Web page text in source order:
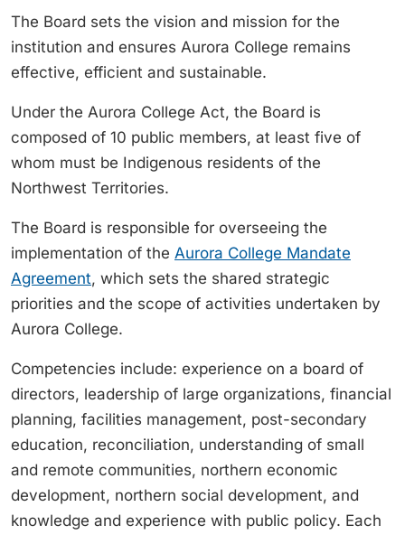
The Board sets the vision and mission for the
institution and ensures Aurora College remains
effective, efficient and sustainable.
Under the Aurora College Act, the Board is
composed of 10 public members, at least five of
whom must be Indigenous residents of the
Northwest Territories.
The Board is responsible for overseeing the
implementation of the Aurora College Mandate
Agreement, which sets the shared strategic
priorities and the scope of activities undertaken by
Aurora College.
Competencies include: experience on a board of
directors, leadership of large organizations, financial
planning, facilities management, post-secondary
education, reconciliation, understanding of small
and remote communities, northern economic
development, northern social development, and
knowledge and experience with public policy. Each